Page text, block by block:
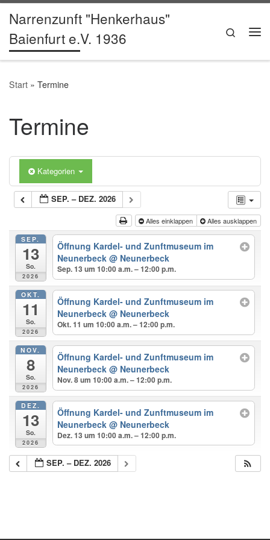
Zum Inhalt springen
Narrenzunft "Henkerhaus"
Baienfurt e.V. 1936
Search
Start » Termine
Termine
Kategorien
SEP. – DEZ. 2026
Alles einklappen Alles ausklappen
SEP.
13
So.
2026
Öffnung Kardel- und Zunftmuseum im
Neunerbeck@ Neunerbeck
Sep. 13 um 10:00 a.m. – 12:00 p.m.
OKT.
11
So.
2026
Öffnung Kardel- und Zunftmuseum im
Neunerbeck@ Neunerbeck
Okt. 11 um 10:00 a.m. – 12:00 p.m.
NOV.
8
So.
2026
Öffnung Kardel- und Zunftmuseum im
Neunerbeck@ Neunerbeck
Nov. 8 um 10:00 a.m. – 12:00 p.m.
DEZ.
13
So.
2026
Öffnung Kardel- und Zunftmuseum im
Neunerbeck@ Neunerbeck
Dez. 13 um 10:00 a.m. – 12:00 p.m.
SEP. – DEZ. 2026